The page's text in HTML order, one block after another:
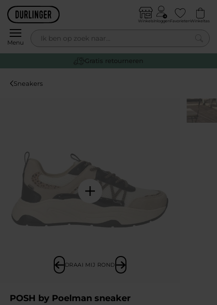
Skip to content
Menu
WinkelsInloggenFavorietenWinkeltas
0
Gratis retourneren
Sneakers
DRAAI MIJ ROND
POSH by Poelman sneaker